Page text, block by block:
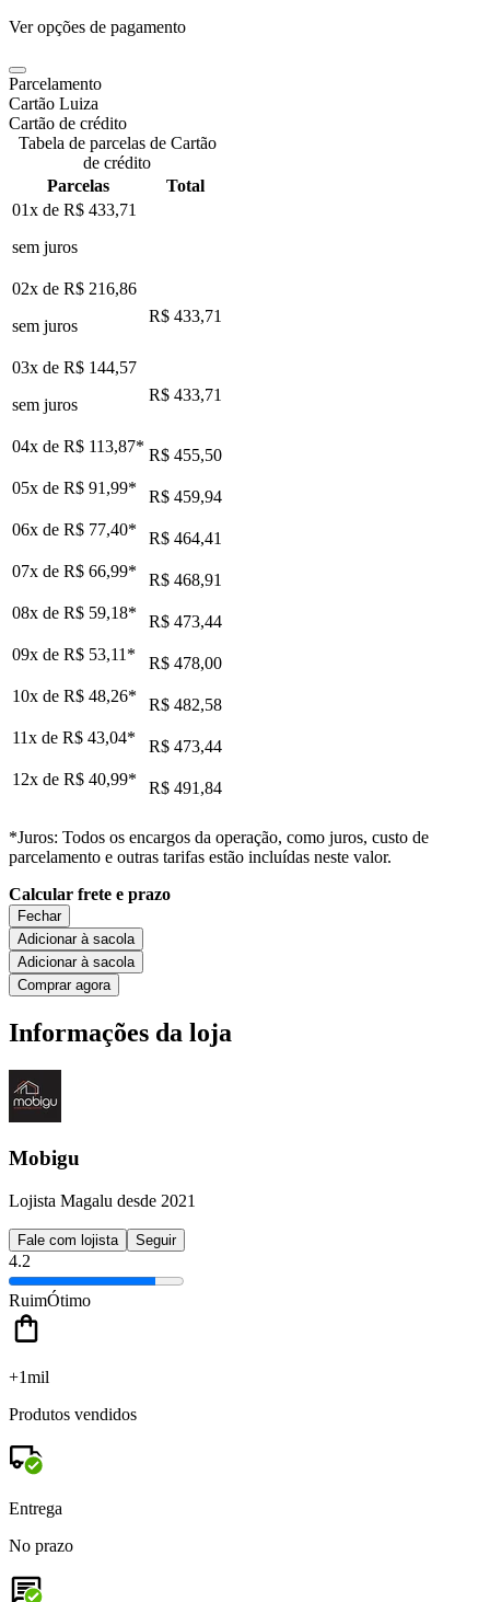
Ver opções de pagamento
Parcelamento
Cartão Luiza
Cartão de crédito
Tabela de parcelas de Cartão
de crédito
Parcelas
Total
01x de R$ 433,71
sem juros
02x de R$ 216,86
sem juros
R$ 433,71
03x de R$ 144,57
sem juros
R$ 433,71
04x de R$ 113,87* R$ 455,50
05x de R$ 91,99*
R$ 459,94
06x de R$ 77,40*
R$ 464,41
07x de R$ 66,99*
R$ 468,91
08x de R$ 59,18*
R$ 473,44
09x de R$ 53,11 *
R$ 478,00
10x de R$ 48,26*
R$ 482,58
11x de R$ 43,04*
R$ 473,44
12x de R$ 40,99* R$ 491,84
*Juros: Todos os encargos da operação, como juros, custo de
parcelamento e outras tarifas estão incluídas neste valor.
Calcular frete e prazo
Fechar
Adicionar à sacola
Adicionar à sacola
Comprar agora
Informações da loja
Mobigu
Lojista Magalu desde 2021
Fale com lojista Seguir
4.2
RuimÓtimo
+1mil
Produtos vendidos
Entrega
No prazo